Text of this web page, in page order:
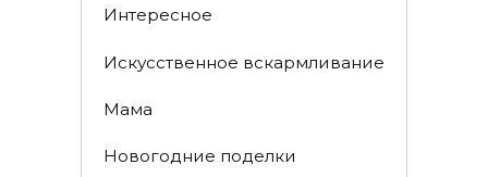
Интересное
Искусственное вскармливание
Мама
Новогодние поделки